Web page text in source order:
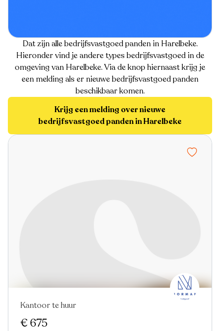
Dat zijn alle bedrijfsvastgoed panden in Harelbeke.
Hieronder vind je andere types bedrijfsvastgoed in de
omgeving van Harelbeke. Via de knop hiernaast krijg je
een melding als er nieuwe bedrijfsvastgoed panden
beschikbaar komen.
Krijg een melding over nieuwe
bedrijfsvastgoed panden in Harelbeke
Kantoor te huur
€ 675